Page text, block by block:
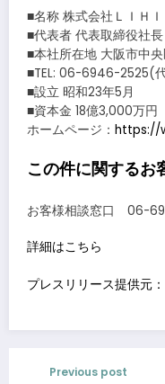
■名称 株式会社ＬＩＨ
■代表者 代表取締役社
■本社所在地 大阪市中
■TEL: 06-6946-2525(
■設立 昭和23年5月
■資本金 18億3,000万円
ホームページ： https://
この件に関するお
お客様相談窓口 06-
詳細はこちら
プレスリリース提供元
Previous post